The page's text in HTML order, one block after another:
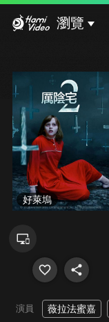
瀏覽
好萊塢
演員 薇拉法蜜嘉